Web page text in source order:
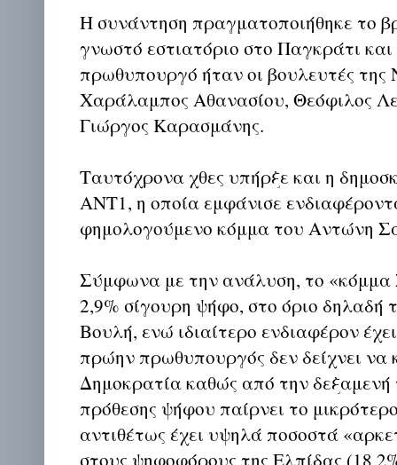
Η συνάντηση πραγματοποιήθηκε το
γνωστό εστιατόριο στο Παγκράτι
πρωθυπουργό ήταν οι βουλευτές της
Χαράλαμπος Αθανασίου, Θεόφιλος
Γιώργος Καρασμάνης.
Ταυτόχρονα χθες υπήρξε και η
ΑΝΤ1, η οποία εμφάνισε
φημολογούμενο κόμμα του Αντώνη
Σύμφωνα με την ανάλυση, το «κόμμα
2,9% σίγουρη ψήφο, στο όριο δηλαδή
Βουλή, ενώ ιδιαίτερο ενδιαφέρον
πρώην πρωθυπουργός δεν δείχνει να
Δημοκρατία καθώς από την δεξαμενή
πρόθεσης ψήφου παίρνει το
αντιθέτως έχει υψηλά ποσοστά
στους ψηφοφόρους της Ελπίδας